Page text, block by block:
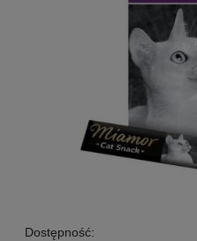
Dostępność: